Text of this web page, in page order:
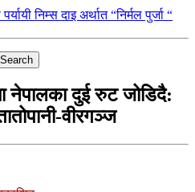
निम्स दाइ अर्थात “निर्मल पुर्जा “
Search
नेपालका दुई रुट जोडिदै:
वीरगञ्ज